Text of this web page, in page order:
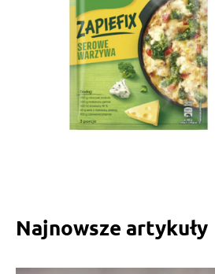
Najnowsze artykuły